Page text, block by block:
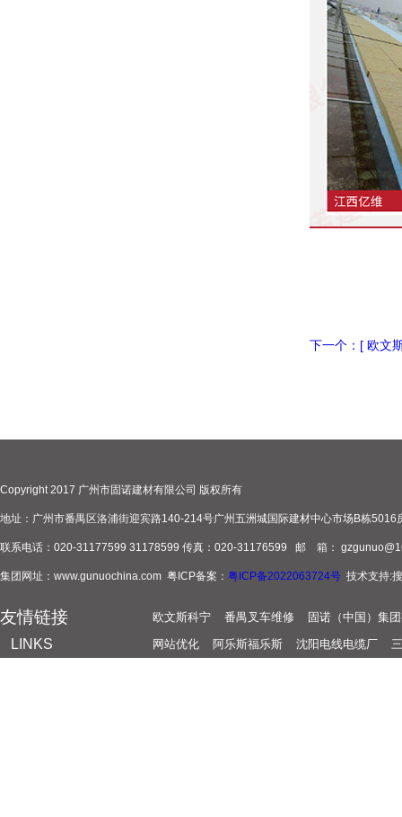
下一个：[ 欧文
Copyright 2017 广州市固诺建材有限公司 版权所有
地址：广州市番禺区洛浦街迎宾路140-214号广州五洲城国际建材中心市场B栋5016
联系电话：020-31177599 31178599 传真：020-31176599 邮 箱：
集团网址：www.gunuochina.com 粤ICP备案： 粤ICP备2022063724号 技术支持:
友情链接
LINKS
欧文斯科宁 番禺叉车维修
固诺（中国）集
网站优化
阿乐斯福乐斯 沈阳电线电缆厂